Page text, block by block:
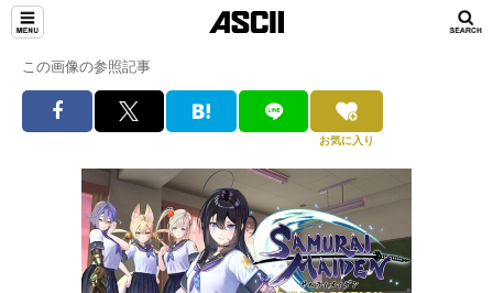
この画像の参照記事
お気に入り